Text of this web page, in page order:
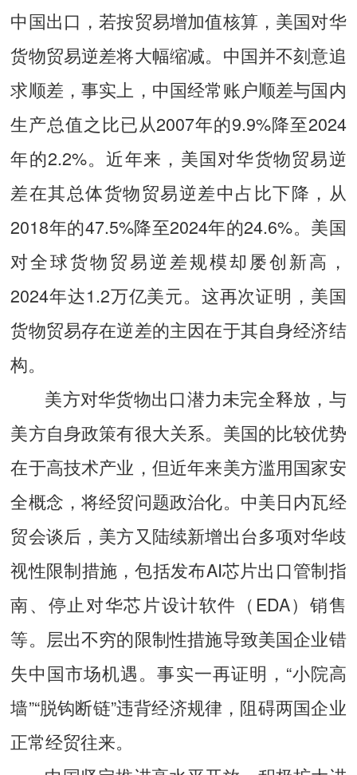
中国出口，若按贸易增加值核算，美国对华
货物贸易逆差将大幅缩减。中国并不刻意追
求顺差，事实上，中国经常账户顺差与国内
生产总值之比已从2007年的9.9%降至2024
年的2.2%。近年来，美国对华货物贸易逆
差在其总体货物贸易逆差中占比下降，从
2018年的47.5%降至2024年的24.6%。美国
对全球货物贸易逆差规模却屡创新高，
2024年达1.2万亿美元。这再次证明，美国
货物贸易存在逆差的主因在于其自身经济结
构。
美方对华货物出口潜力未完全释放，与
美方自身政策有很大关系。美国的比较优势
在于高技术产业，但近年来美方滥用国家安
全概念，将经贸问题政治化。中美日内瓦经
贸会谈后，美方又陆续新增出台多项对华歧
视性限制措施，包括发布AI芯片出口管制指
南、停止对华芯片设计软件（EDA）销售
等。层出不穷的限制性措施导致美国企业错
失中国市场机遇。事实一再证明，“小院高
墙”“脱钩断链”违背经济规律，阻碍两国企业
正常经贸往来。